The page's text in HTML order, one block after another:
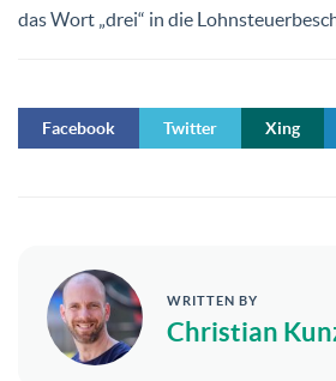
das Wort „drei“ in die
Facebook Twitter Xing
WRITTEN BY
Christian